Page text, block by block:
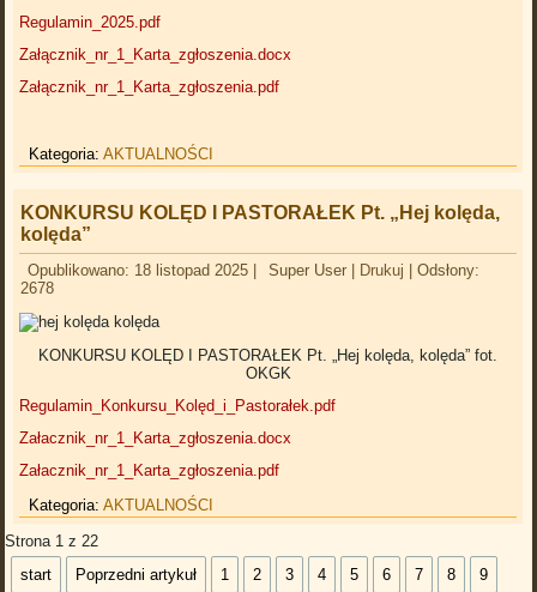
Regulamin_2025.pdf
Załącznik_nr_1_Karta_zgłoszenia.docx
Załącznik_nr_1_Karta_zgłoszenia.pdf
Kategoria:AKTUALNOŚCI
KONKURSU KOLĘD I PASTORAŁEK Pt. „Hej kolęda,
kolęda”
Opublikowano: 18 listopad 2025 | Super User | Drukuj |Odsłony:
2678
KONKURSU KOLĘD I PASTORAŁEK Pt. „Hej kolęda, kolęda” fot.
OKGK
Regulamin_Konkursu_Kolęd_i_Pastorałek.pdf
Załacznik_nr_1_Karta_zgłoszenia.docx
Załacznik_nr_1_Karta_zgłoszenia.pdf
Kategoria:AKTUALNOŚCI
Strona 1 z 22
start
Poprzedni artykuł 1 2 3 4 5 6 7 8 9